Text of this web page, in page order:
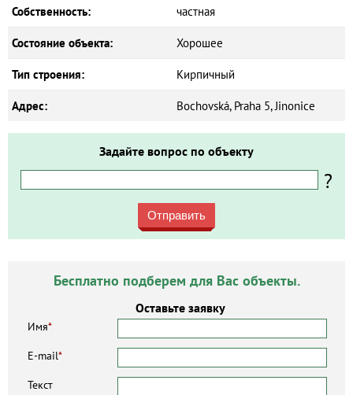
Собственность: частная
Состояние объекта: Хорошее
Тип строения: Кирпичный
Адрес: Bochovská, Praha 5, Jinonice
Задайте вопрос по объекту
?
Отправить
Бесплатно подберем для Вас объекты.
Оставьте заявку
Имя*
E-mail*
Текст